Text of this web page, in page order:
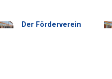
Der Förderverein